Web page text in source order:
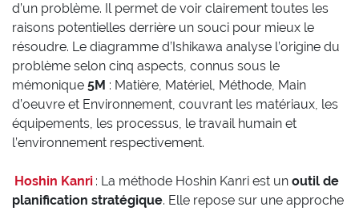
d’un problème. Il permet de voir clairement toutes les
raisons potentielles derrière un souci pour mieux le
résoudre. Le diagramme d’Ishikawa analyse l’origine du
problème selon cinq aspects, connus sous le
mémonique 5M : Matière, Matériel, Méthode, Main
d’oeuvre et Environnement, couvrant les matériaux, les
équipements, les processus, le travail humain et
l’environnement respectivement.
Hoshin Kanri : La méthode Hoshin Kanri est unoutil de
planification stratégique. Elle repose sur une approche